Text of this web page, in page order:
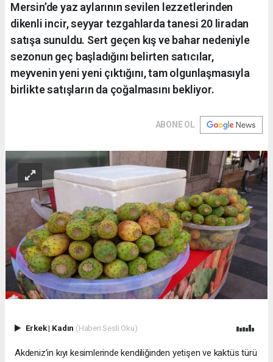
Mersin’de yaz aylarının sevilen lezzetlerinden
dikenli incir, seyyar tezgahlarda tanesi 20 liradan
satışa sunuldu. Sert geçen kış ve bahar nedeniyle
sezonun geç başladığını belirten satıcılar,
meyvenin yeni yeni çıktığını, tam olgunlaşmasıyla
birlikte satışların da çoğalmasını bekliyor.
ABONE OL
Erkek| Kadın (Haberi Sesli Oku)
Akdeniz’in kıyı kesimlerinde kendiliğinden yetişen ve kaktüs türü